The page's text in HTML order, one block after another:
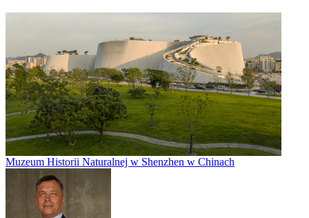
Muzeum Historii Naturalnej w Shenzhen w Chinach